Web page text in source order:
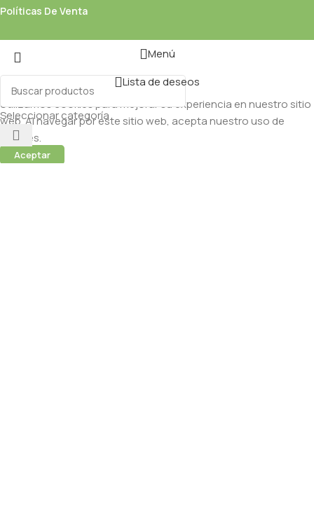
Políticas De Venta
Seleccionar categoría
Menú
Lista de deseos
Utilizamos cookies para mejorar su experiencia en nuestro sitio
web. Al navegar por este sitio web, acepta nuestro uso de
cookies.
Aceptar